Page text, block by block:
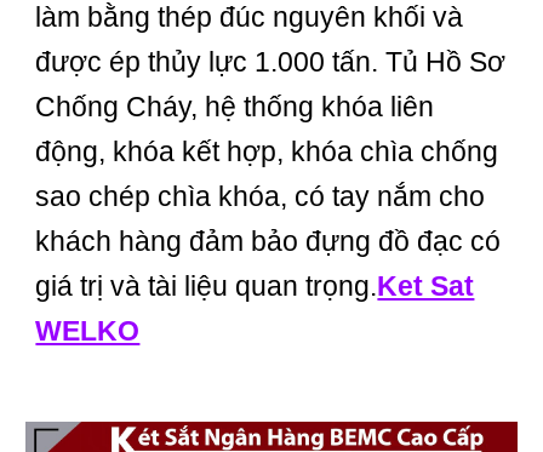
làm bằng thép đúc nguyên khối và
được ép thủy lực 1.000 tấn. Tủ Hồ Sơ
Chống Cháy, hệ thống khóa liên
động, khóa kết hợp, khóa chìa chống
sao chép chìa khóa, có tay nắm cho
khách hàng đảm bảo đựng đồ đạc có
giá trị và tài liệu quan trọng.Ket Sat
WELKO